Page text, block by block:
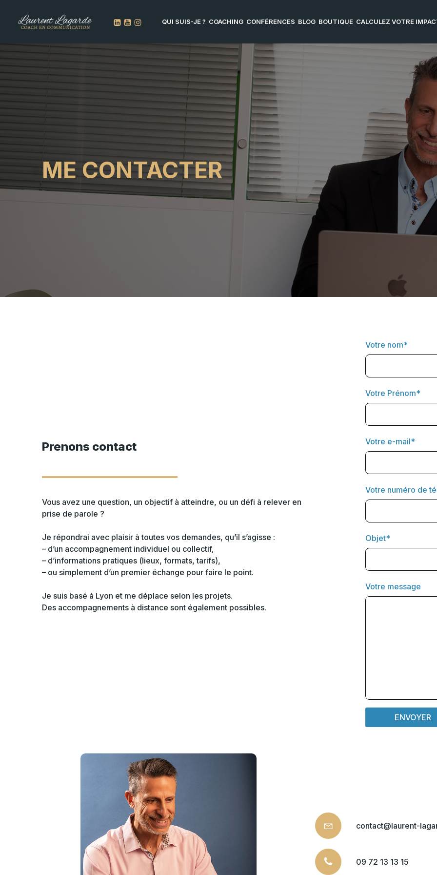
QUI SUIS-JE ? COACHING CONFÉRENCES BLOG BOUTIQUE CALCULEZ VOTRE
ME CONTACTER
Prenons contact
Vous avez une question, un objectif à atteindre, ou un défi à relever en
prise de parole ?
Je répondrai avec plaisir à toutes vos demandes, qu’il s’agisse :
– d’un accompagnement individuel ou collectif,
– d’informations pratiques (lieux, formats, tarifs),
– ou simplement d’un premier échange pour faire le point.
Je suis basé à Lyon et me déplace selon les projets.
Des accompagnements à distance sont également possibles.
Votre nom*
Votre Prénom*
Votre e-mail*
Votre numéro de
Objet*
Votre message
contact@laurent-
09 72 13 13 15